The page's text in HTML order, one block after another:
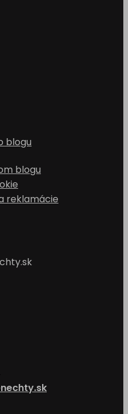
blogu
blogu
reklamácie